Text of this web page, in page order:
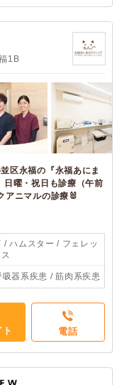
1B
区永福の『永福あにま
日曜・祝日も診療（午前
アニマルの診療🐰
/ ハムスター / フェレッ
器系疾患 / 筋肉系疾患
電話